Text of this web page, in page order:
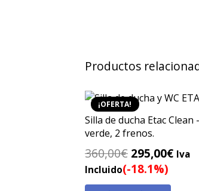
Productos
¡OFERTA!
Silla de ducha Etac Clean
verde, 2 frenos.
360,00€ El
precio
original
295,00€ElIva
Incluido(-18.1%)